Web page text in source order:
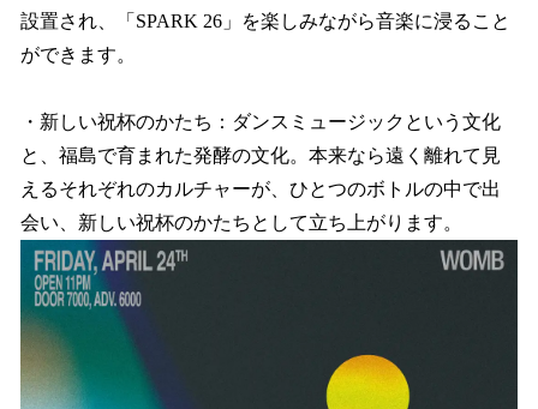
設置され、「SPARK 26」を楽しみながら音楽に浸ること
ができます。
・新しい祝杯のかたち：ダンスミュージックという文化
と、福島で育まれた発酵の文化。本来なら遠く離れて見
えるそれぞれのカルチャーが、ひとつのボトルの中で出
会い、新しい祝杯のかたちとして立ち上がります。